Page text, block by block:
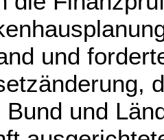
und
Bund und